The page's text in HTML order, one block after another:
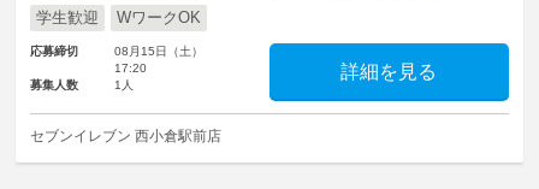
学生歓迎
WワークOK
応募締切
08月15日（土）
17:20
募集人数
1人
詳細を見る
セブンイレブン 西小倉駅前店